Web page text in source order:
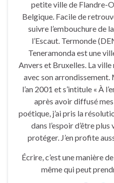
petite ville de Flandre-
Belgique. Facile de
suivre l’embouchure de
l’Escaut. Termonde
Teneramonda est une
Anvers et Bruxelles. La
avec son
l’an 2001 et s’intitule « À
après avoir diffusé
poétique, j’ai pris la
dans l’espoir d’être
protéger. J’en profite
Écrire, c’est une manière
même qui peut